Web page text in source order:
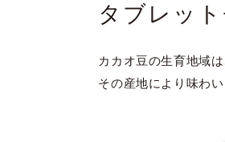
タブレッ
カカオ豆の生育地域
その産地により味わい